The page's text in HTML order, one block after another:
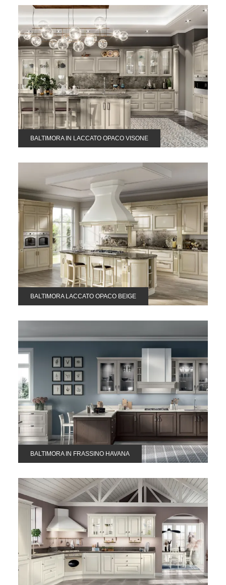
BALTIMORA IN LACCATO OPACO VISONE
BALTIMORA LACCATO OPACO BEIGE
BALTIMORA IN FRASSINO HAVANA